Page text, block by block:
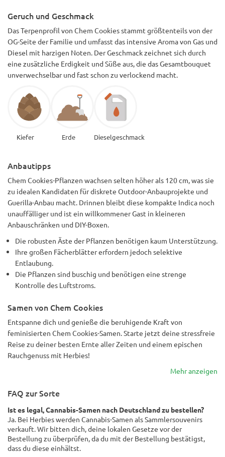
Geruch und Geschmack
Das Terpenprofil von Chem Cookies stammt größtenteils von der
OG-Seite der Familie und umfasst das intensive Aroma von Gas und
Diesel mit harzigen Noten. Der Geschmack zeichnet sich durch
eine zusätzliche Erdigkeit und Süße aus, die das Gesamtbouquet
unverwechselbar und fast schon zu verlockend macht.
Kiefer Erde Dieselgeschmack
Anbautipps
Chem Cookies-Pflanzen wachsen selten höher als 120 cm, was sie
zu idealen Kandidaten für diskrete Outdoor-Anbauprojekte und
Guerilla-Anbau macht. Drinnen bleibt diese kompakte Indica noch
unauffälliger und ist ein willkommener Gast in kleineren
Anbauschränken und DIY-Boxen.
Die robusten Äste der Pflanzen benötigen kaum Unterstützung.
Ihre großen Fächerblätter erfordern jedoch selektive
Entlaubung.
Die Pflanzen sind buschig und benötigen eine strenge
Kontrolle des Luftstroms.
Samen von Chem Cookies
Entspanne dich und genieße die beruhigende Kraft von
feminisierten Chem Cookies-Samen. Starte jetzt deine stressfreie
Reise zu deiner besten Ernte aller Zeiten und einem epischen
Rauchgenuss mit Herbies!
Mehr anzeigen
FAQ zur Sorte
Ist es legal, Cannabis-Samen nach Deutschland zu bestellen?
Ja. Bei Herbies werden Cannabis-Samen als Sammlersouvenirs
verkauft. Wir bitten dich, deine lokalen Gesetze vor der
Bestellung zu überprüfen, da du mit der Bestellung bestätigst,
dass du diese einhältst.